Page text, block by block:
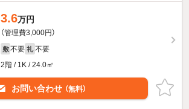
3.6万円
（管理費3,000円）
敷 不要 礼 不要
2階 / 1K / 24.0㎡
お問い合わせ （無料）